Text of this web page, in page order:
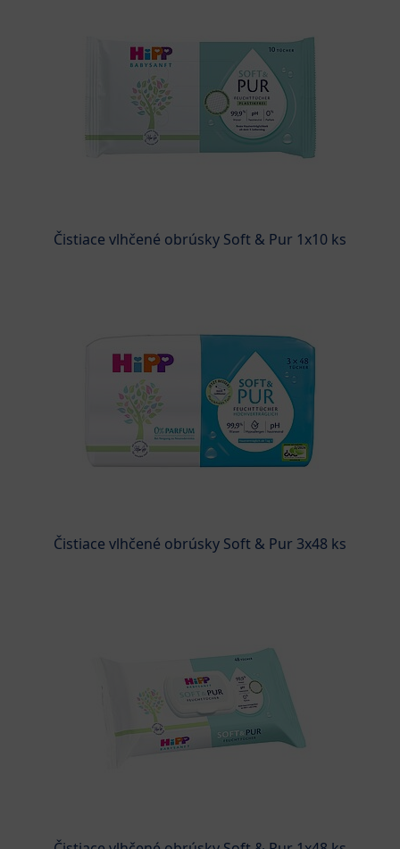
Čistiace vlhčené obrúsky Soft & Pur 1x10 ks
Čistiace vlhčené obrúsky Soft & Pur 3x48 ks